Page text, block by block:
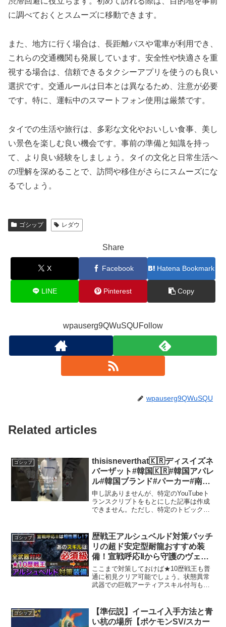
に調べておくとスムーズに移動できます。
また、地方に行く場合は、長距離バスや電車が利用でき、
これらの交通機関も発展しています。安全性や快適さを重
視する場合は、信頼できるタクシーアプリを使うのも良い
選択です。交通ルールは日本とは異なるため、注意が必要
です。特に、運転中のスマートフォン使用は厳禁です。
タイでの生活や旅行は、多彩な文化やおいしい食事、美し
い景色を楽しむ良い機会です。事前の準備と知識を持っ
て、より良い経験をしましょう。タイの文化と日常生活へ
の理解を深めることで、訪問や移住がさらにスムーズにな
るでしょう。
ゴシップ レダウ
Share
X Facebook Hatena Bookmark
LINE Pinterest Copy
wpauserg9QWuSQUFollow
wpauserg9QWuSQU
Related articles
ゴシップ
thisisneverthat🇰🇷ディスイズネ
バーザット#韓国🇰🇷#韓国アパレ
ル#韓国ブランド#パーカー#南堀
江#大阪#fyp
申し訳ありませんが、特定のYouTubeト
ランスクリプトをもとにした記事は作成
できません。ただし、特定のトピックに
ることができます。興味のあるテーマを
教えていただけます...
ゴシップ
歴戦王アルシュベルド対策バッチ
リの超ド安定型耐龍おすすめ装
備！宣戦呼応Ⅱから守護のヴェー
ルⅡ、超回復力Ⅱまで生存最強鉄壁
ビルドが目白押し！初見クリアも
コレで楽勝！【MHWilds/モンハ
ここまで対策しておけば★10歴戦王も普
通に初見クリア可能でしょう。状態異常
武器での巨戟アーティアスキル付与も忘
ーン1（防御特化型）＆スキル解説6:11
パタ...
ゴシップ
【準伝説】イーユイ入手方法と青
い杭の場所【ポケモンSV/スカー